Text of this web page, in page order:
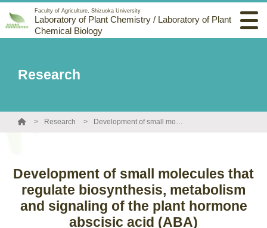
Faculty of Agriculture, Shizuoka University
Laboratory of Plant Chemistry / Laboratory of Plant
Chemical Biology
Research
Research Development of small molecules that regulate biosynthesis, metabolism and signaling of the plant hormone abscisic acid (ABA)
Development of small molecules that
regulate biosynthesis, metabolism
and signaling of the plant hormone
abscisic acid (ABA)